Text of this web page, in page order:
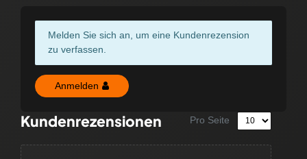
Melden Sie sich an, um eine Kundenrezension
zu verfassen.
Anmelden
Kundenrezensionen Pro Seite